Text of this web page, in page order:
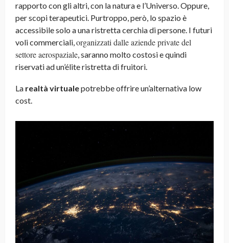
rapporto con gli altri, con la natura e l’Universo. Oppure,
per scopi terapeutici. Purtroppo, però, lo spazio è
accessibile solo a una ristretta cerchia di persone. I futuri
voli commerciali,organizzati dalle aziende private del
settore aerospaziale, saranno molto costosi e quindi
riservati ad un’élite ristretta di fruitori.
La realtà virtualepotrebbe offrire un’alternativa low
cost.